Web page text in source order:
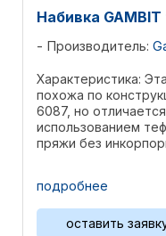
Набивка
Производитель:
Характеристика:
похожа по
6087, но
использованием
пряжи без
разработана с
пользователей
арматуры, для ...
подробнее
оставить